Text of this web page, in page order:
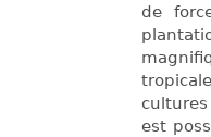
de
est